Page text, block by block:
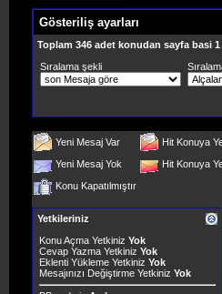
Gösteriliş ayarları
Toplam 346 adet konudan sayfa basi
Sıralama şekli
Yeni Mesaj Var
Hit Konuya
Yeni Mesaj Yok
Hit Konuya
Konu Kapatılmıştır
Yetkileriniz
Konu Açma Yetkiniz Yok
Cevap Yazma Yetkiniz Yok
Eklenti Yükleme Yetkiniz Yok
Mesajınızı Değiştirme Yetkiniz Yok